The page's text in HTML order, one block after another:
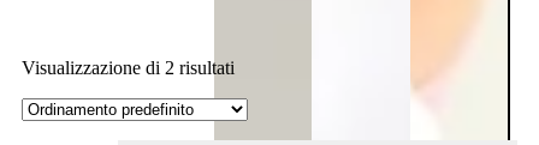
Visualizzazione di 2 risultati